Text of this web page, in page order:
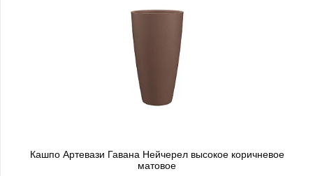
Кашпо Артевази Гавана Нейчерел высокое коричневое
матовое